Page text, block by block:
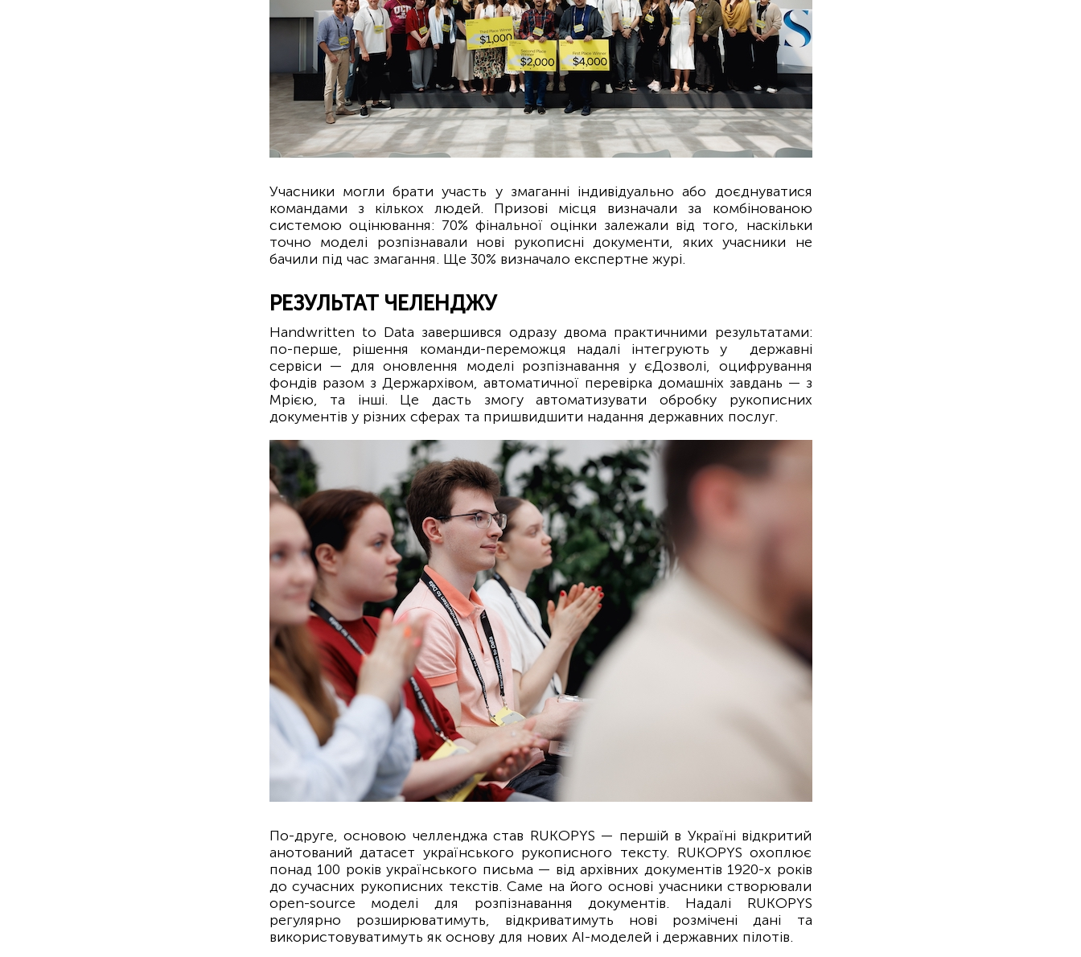
Учасники могли брати участь у змаганні індивідуально або доєднуватися
командами з кількох людей. Призові місця визначали за комбінованою
системою оцінювання: 70% фінальної оцінки залежали від того, наскільки
точно моделі розпізнавали нові рукописні документи, яких учасники не
бачили під час змагання. Ще 30% визначало експертне журі.
РЕЗУЛЬТАТ ЧЕЛЕНДЖУ
Handwritten to Data завершився одразу двома практичними результатами:
по-перше, рішення команди-переможця надалі інтегрують у державні
сервіси — для оновлення моделі розпізнавання у єДозволі, оцифрування
фондів разом з Держархівом, автоматичної перевірка домашніх завдань — з
Мрією, та інші. Це дасть змогу автоматизувати обробку рукописних
документів у різних сферах та пришвидшити надання державних послуг.
По-друге, основою челленджа став RUKOPYS — першій в Україні відкритий
анотований датасет українського рукописного тексту. RUKOPYS охоплює
понад 100 років українського письма — від архівних документів 1920-х років
до сучасних рукописних текстів. Саме на його основі учасники створювали
open-source моделі для розпізнавання документів. Надалі RUKOPYS
регулярно розширюватимуть, відкриватимуть нові розмічені дані та
використовуватимуть як основу для нових AI-моделей і державних пілотів.